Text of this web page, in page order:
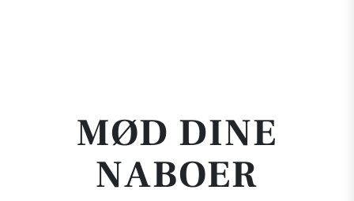
MØD DINE
NABOER